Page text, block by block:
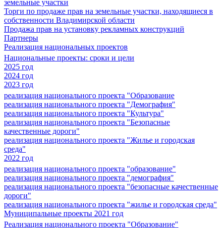
земельные участки
Торги по продаже прав на земельные участки, находящиеся в
собственности Владимирской области
Продажа прав на установку рекламных конструкций
Партнеры
Реализация национальных проектов
Национальные проекты: сроки и цели
2025 год
2024 год
2023 год
реализация национального проекта "Образование
реализация национального проекта "Демография"
реализация национального проекта "Культура"
реализация национального проекта "Безопасные
качественные дороги"
реализация национального проекта "Жилье и городская
среда"
2022 год
реализация национального проекта "образование"
реализация национального проекта "демография"
реализация национального проекта "безопасные качественные
дороги"
реализация национального проекта "жилье и городская среда"
Муниципальные проекты 2021 год
Реализация национального проекта "Образование"